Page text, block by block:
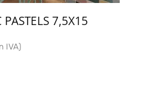
7,5X15
IVA)